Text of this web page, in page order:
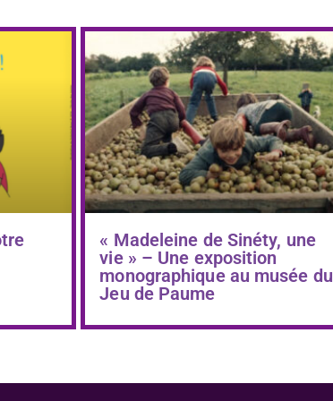
« Madeleine de Sinéty, une
vie » – Une exposition
monographique au musée du
Jeu de Paume